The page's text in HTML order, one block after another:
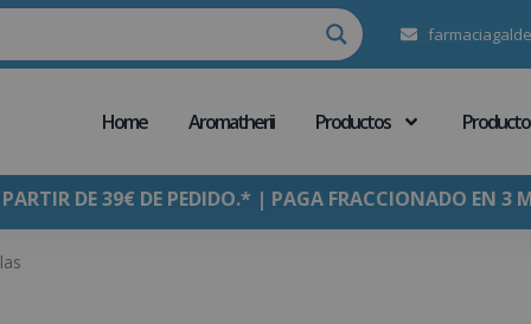
Home Aromatherii Productos
DE 39€ DE PEDIDO.* | PAGA FRACCIONADO EN 3